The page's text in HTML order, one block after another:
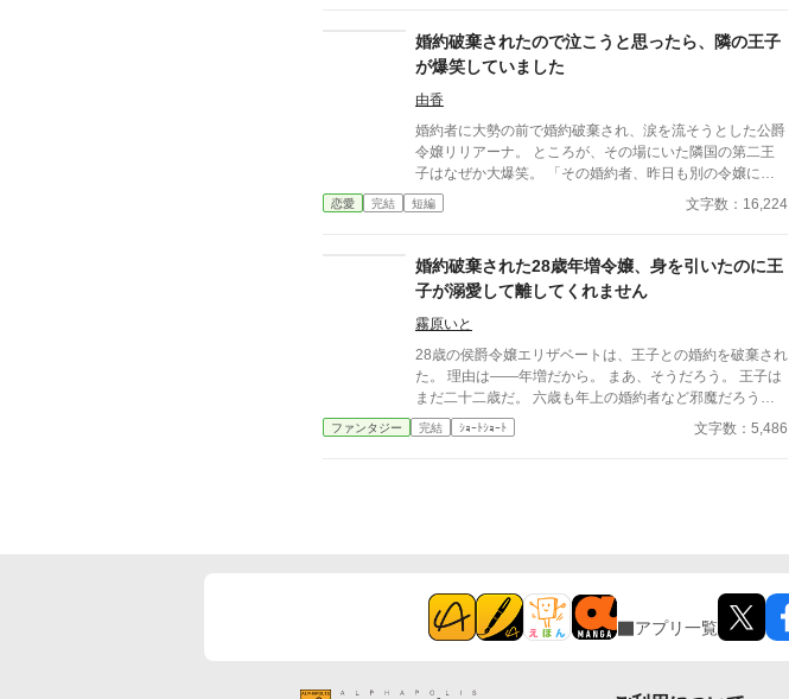
物語。
婚約破棄されたので泣こうと思ったら、隣の王子
が爆笑していました
由香
婚約者に大勢の前で婚約破棄され、涙を流そうとした公爵
令嬢リリアーナ。 ところが、その場にいた隣国の第二王
子はなぜか大爆笑。 「その婚約者、昨日も別の令嬢に愛
を誓ってたよ？」 その一言から、元婚約者の嘘は次々と
暴かれ、自滅の連続！ 泣くはずだった婚約破棄は、笑い
恋愛 完結 短編 文字数：16,224
婚約破棄された28歳年増令嬢、身を引いたのに王
子が溺愛して離してくれません
霧原いと
28歳の侯爵令嬢エリザベートは、王子との婚約を破棄され
た。 理由は――年増だから。 まあ、そうだろう。 王子は
まだ二十二歳だ。 六歳も年上の婚約者など邪魔だろう。
そう思ったエリザベートは、あっさり身を引くことにし
た。 ところが。 「エリザベート！ 逃げるな！」 なぜか
ファンタジー 完結 ｼｮｰﾄｼｮｰﾄ 文字数：5,486
アプリ一覧